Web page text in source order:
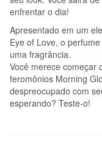
enfrentar o dia!
Apresentado em um
Eye of Love, o
uma fragrância.
Você merece começar
feromônios Morning
despreocupado com
esperando? Teste-o!